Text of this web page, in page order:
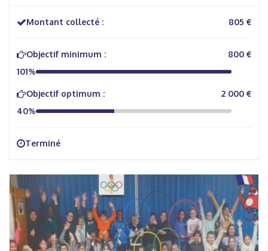
Montant collecté : 805 €
Objectif minimum :
800 €
101%
Objectif optimum :
2 000 €
40%
Terminé